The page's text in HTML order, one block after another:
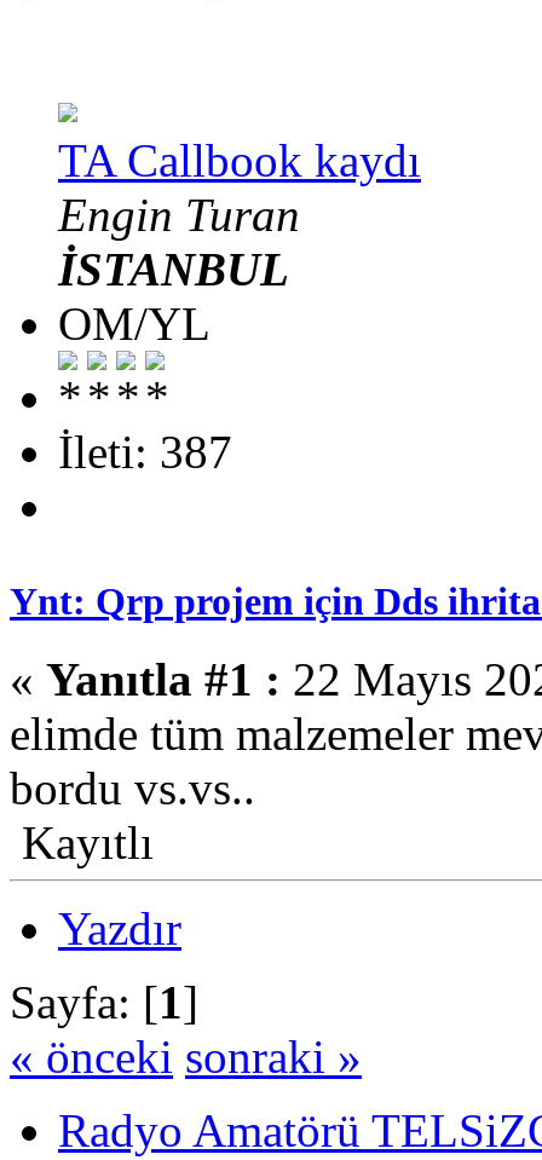
TA Callbook kaydı
Engin Turan
İSTANBUL
OM/YL
İleti: 387
Ynt: Qrp projem için Dds
« Yanıtla #1 : 22 Mayıs
elimde tüm malzemeler
bordu vs.vs..
Kayıtlı
Yazdır
Sayfa: [1]
« önceki sonraki »
Radyo Amatörü